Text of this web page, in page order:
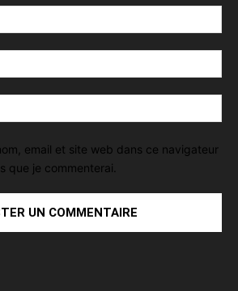
email et site web dans ce navigateur
que je commenterai.